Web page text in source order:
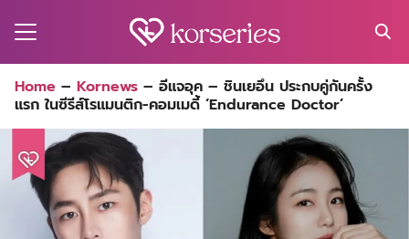
for:
Home – Kornews – อีแจอุค – ชินเยอึน ประกบคู่กันครั้ง
แรก ในซีรีส์โรแมนติก-คอมเมดี้ ‘Endurance Doctor’